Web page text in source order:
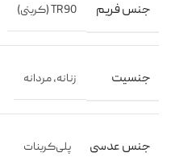
جنس فریم TR90 (کربنی)
جنسیت زنانه,مردانه
جنس عدسی پلی‌کربنات